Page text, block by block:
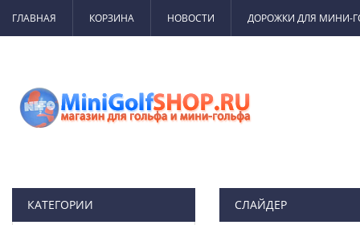
ГЛАВНАЯ КОРЗИНА НОВОСТИ ДОРОЖКИ ДЛЯ МИНИ-
КАТЕГОРИИ СЛАЙДЕР